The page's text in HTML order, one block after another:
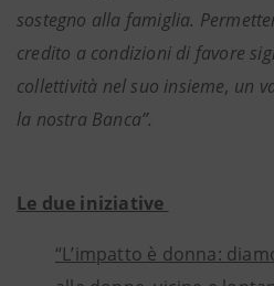
sostegno alla famiglia.
credito a condizioni di favore
collettività nel suo insieme, un
la nostra Banca”.
Le due iniziative
“L’impatto è donna: